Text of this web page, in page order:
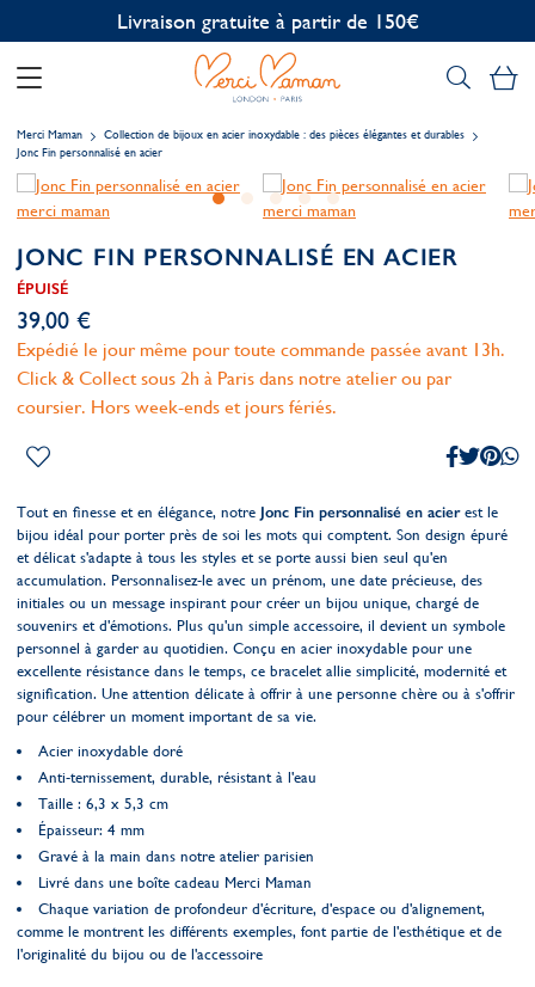
Livraison gratuite à partir de 150€
Merci Maman
Collection de bijoux en acier inoxydable : des pièces élégantes et durables
Jonc Fin personnalisé en acier
JONC FIN PERSONNALISÉ EN ACIER
ÉPUISÉ
39,00 €
Expédié le jour même pour toute commande passée avant 13h.
Click & Collect sous 2h à Paris dans notre atelier ou par
coursier. Hors week-ends et jours fériés.
Tout en finesse et en élégance, notre Jonc Fin personnalisé en acierest le
bijou idéal pour porter près de soi les mots qui comptent. Son design épuré
et délicat s'adapte à tous les styles et se porte aussi bien seul qu'en
accumulation. Personnalisez-le avec un prénom, une date précieuse, des
initiales ou un message inspirant pour créer un bijou unique, chargé de
souvenirs et d'émotions. Plus qu'un simple accessoire, il devient un symbole
personnel à garder au quotidien. Conçu en acier inoxydable pour une
excellente résistance dans le temps, ce bracelet allie simplicité, modernité et
signification. Une attention délicate à offrir à une personne chère ou à s'offrir
pour célébrer un moment important de sa vie.
Acier inoxydable doré
Anti-ternissement, durable, résistant à l'eau
Taille : 6,3 x 5,3 cm
Épaisseur: 4 mm
Gravé à la main dans notre atelier parisien
Livré dans une boîte cadeau Merci Maman
Chaque variation de profondeur d'écriture, d'espace ou d'alignement,
comme le montrent les différents exemples, font partie de l'esthétique et de
l'originalité du bijou ou de l'accessoire